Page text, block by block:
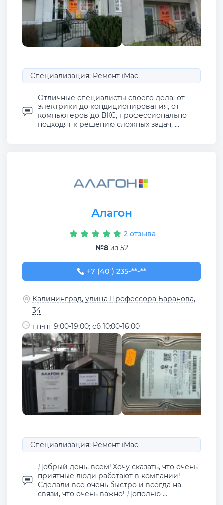
Специализация: Ремонт iMac
Отличные специалисты своего дела: от
электрики до кондиционирования, от
компьютеров до ВКС, профессионально
подходят к решению сложных задач, ...
Алагон
2 отзыва
№8из 52
+7 (401) 235-27-62
+7 (401) 235-**-**
Калининград, улица Профессора Баранова,
34
пн-пт 9:00-19:00; сб 10:00-16:00
Специализация: Ремонт iMac
Добрый день, всем! Хочу сказать, что очень
приятные люди работают в компании!
Сделали всё очень быстро и всегда на
связи, что очень важно! Дополню ...